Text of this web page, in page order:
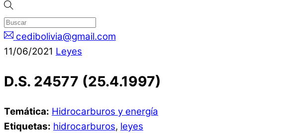
cedibolivia@gmail.com
11/06/2021 Leyes
D.S. 24577 (25.4.1997)
Temática: Hidrocarburos y energía
Etiquetas: hidrocarburos, leyes